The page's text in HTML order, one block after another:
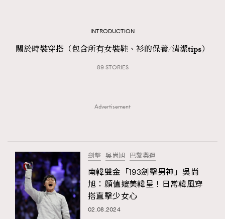
AFrenchMind
DressLikeAParisienne 1
EmpowerF
FigaroAstrology
FigaroBeautyRitual 7
FigaroCeleb 547
FigaroCinéma 281
FigaroDigitalCover 17
FigaroExhibition
#FigaroExhibition 群星力撐MF X Leung Mo《See
You In My Dream》展覽
#FigaroExhibition Wyman 揭曉 Figaro Exhibition
第二站！
INTRODUCTION
關於時裝穿搭（包含所有女裝鞋、衫的保養/清潔tips）
89 STORIES
Advertisement
劍擊 吳尚旭 巴黎奧運
南韓雙金「193劍擊男神」吳尚
旭：顏值媲美韓星！日常韓風穿
搭直擊少女心
02.08.2024